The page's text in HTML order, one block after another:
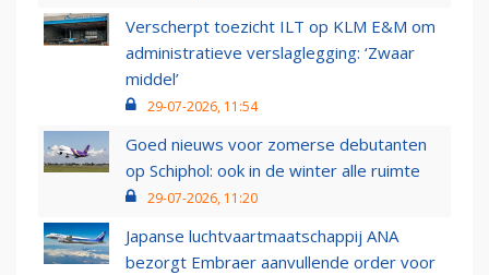
Verscherpt toezicht ILT op KLM E&M om
administratieve verslaglegging: ‘Zwaar
middel’
29-07-2026, 11:54
Goed nieuws voor zomerse debutanten
op Schiphol: ook in de winter alle ruimte
29-07-2026, 11:20
Japanse luchtvaartmaatschappij ANA
bezorgt Embraer aanvullende order voor